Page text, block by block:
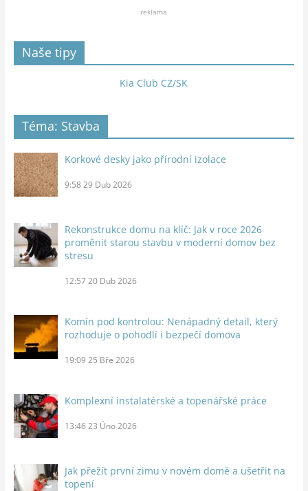
reklama
Naše tipy
Kia Club CZ/SK
Téma: Stavba
Korkové desky jako přírodní izolace
9:58 29 Dub 2026
Rekonstrukce domu na klíč: Jak v roce 2026
proměnit starou stavbu v moderní domov bez
stresu
12:57 20 Dub 2026
Komín pod kontrolou: Nenápadný detail, který
rozhoduje o pohodlí i bezpečí domova
19:09 25 Bře 2026
Komplexní instalatérské a topenářské práce
13:46 23 Úno 2026
Jak přežít první zimu v novém domě a ušetřit na
topení